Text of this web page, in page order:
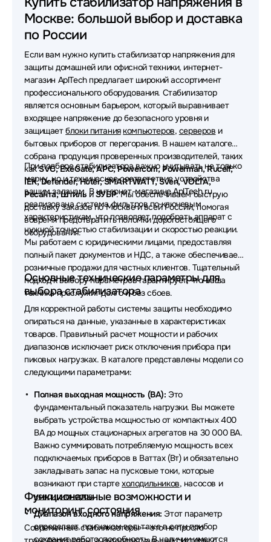
Стабилизаторы SMARTWATT
Стабилизаторы Defender
Стабилизаторы Sven
Стабилизаторы БАСТИОН Стабилизаторы APC
Стабилизаторы Tripp-Lite
Стабилизаторы Tuncmatik
Стабилизаторы ЗУБР Стабилизаторы Huter
Москве: большой выбор и доставка
по России
Если вам нужно купить стабилизатор напряжения для
защиты домашней или офисной техники, интернет-
магазин AplTech предлагает широкий ассортимент
профессионального оборудования. Стабилизатор
является основным барьером, который выравнивает
входящее напряжение до безопасного уровня и
защищаетблоки питания компьютеров, серверов и
бытовых приборов от перегорания. В нашем каталоге
собрана продукция проверенных производителей, таких
какSVC, ExeGate, APC, Powercom, Powerman, Rucelf,
IEK, Defender, Huter, SMARTWATT, Sven, VOLTA,
Ресанта, Штиль иЗУБР. Мы обеспечиваем быструю
доставку заказов по Москве и всей России, помогая
вовремя предотвратить поломки дорогостоящего
оборудования.
При подборе стабилизатора важно учитывать не только
марку, но и техническое соответствие устройства
вашим задачам. В интернет-магазине AplTech.ru
реализована система фильтров по ключевым
характеристикам, что позволяет подобрать аппарат с
нужной точностью стабилизации и скоростью реакции.
Мы работаем с юридическими лицами, предоставляя
полный пакет документов и НДС, а также обеспечиваем
розничные продажи для частных клиентов. Тщательный
подход к выбору параметров гарантирует, что ваша
техника прослужит долго и без сбоев.
Основные технические параметры для
выбора стабилизатора
Для корректной работы системы защиты необходимо
опираться на данные, указанные в характеристиках
товаров. Правильный расчет мощности и рабочих
диапазонов исключает риск отключения прибора при
пиковых нагрузках. В каталоге представлены модели со
следующими параметрами:
Полная выходная мощность (ВА): Это
фундаментальный показатель нагрузки. Вы можете
выбрать устройства мощностью от компактных 400
ВА до мощных стационарных агрегатов на 30 000 ВА.
Важно суммировать потребляемую мощность всех
подключаемых приборов в Ваттах (Вт) и обязательно
закладывать запас на пусковые токи, которые
возникают при стартехолодильников, насосов и
кондиционеров.
Диапазон входного напряжения: Этот параметр
определяет, при каком вольтаже в сети прибор
сохранит работоспособность. В наличии имеются
Функциональные возможности и
мониторинг состояния
Современные стабилизаторы — это не просто